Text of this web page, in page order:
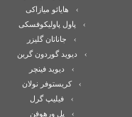
هایائو میازاکی
پاول پاولیکوفسکی
جاناتان گلیزر
دیوید گوردون گرین
دیوید فینچر
کریستوفر نولان
فیلیپ گرل
پل ورهوفن